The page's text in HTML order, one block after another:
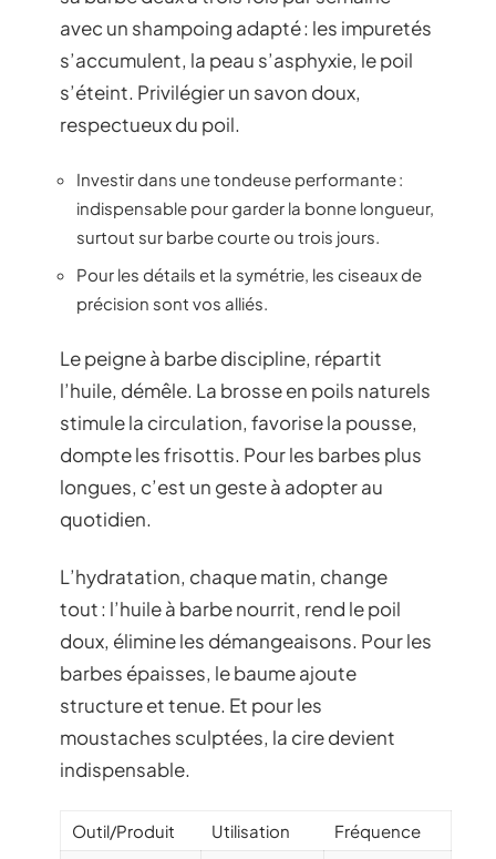
avec un shampoing adapté : les impuretés
s’accumulent, la peau s’asphyxie, le poil
s’éteint. Privilégier un savon doux,
respectueux du poil.
Investir dans une tondeuse performante :
indispensable pour garder la bonne longueur,
surtout sur barbe courte ou trois jours.
Pour les détails et la symétrie, les ciseaux de
précision sont vos alliés.
Le peigne à barbe discipline, répartit
l’huile, démêle. La brosse en poils naturels
stimule la circulation, favorise la pousse,
dompte les frisottis. Pour les barbes plus
longues, c’est un geste à adopter au
quotidien.
L’hydratation, chaque matin, change
tout : l’huile à barbe nourrit, rend le poil
doux, élimine les démangeaisons. Pour les
barbes épaisses, le baume ajoute
structure et tenue. Et pour les
moustaches sculptées, la cire devient
indispensable.
Outil/Produit Utilisation
Fréquence